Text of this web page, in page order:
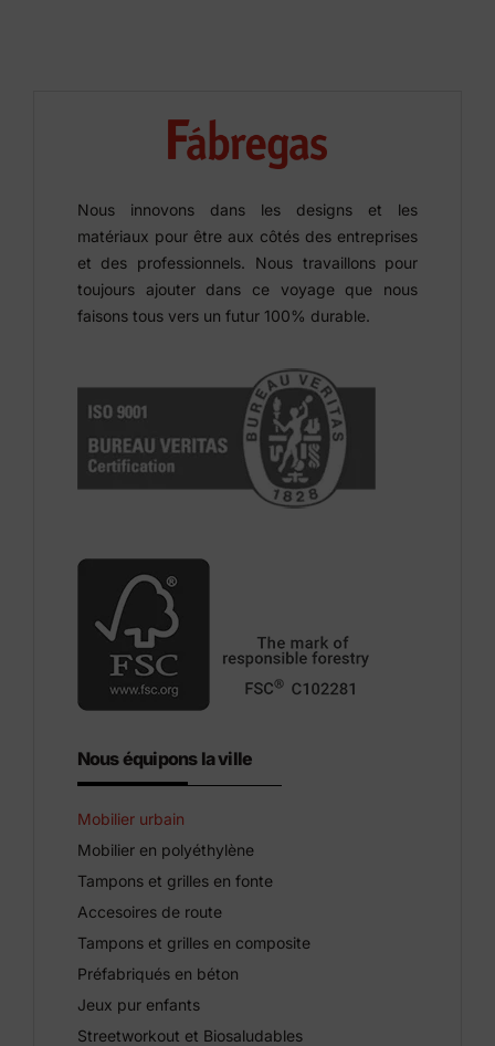
Nous innovons dans les designs et les
matériaux pour être aux côtés des entreprises
et des professionnels. Nous travaillons pour
toujours ajouter dans ce voyage que nous
faisons tous vers un futur 100% durable.
Nous équipons la ville
Mobilier urbain
Mobilier en polyéthylène
Tampons et grilles en fonte
Accesoires de route
Tampons et grilles en composite
Préfabriqués en béton
Jeux pur enfants
Streetworkout et Biosaludables